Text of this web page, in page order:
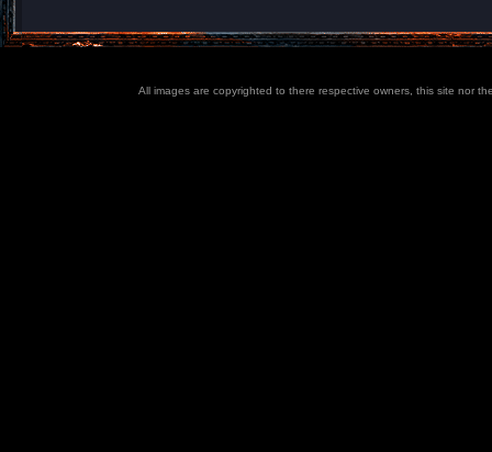
All images are copyrighted to there respective owners, this site nor